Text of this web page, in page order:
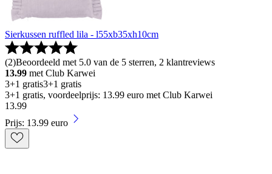
Sierkussen ruffled lila - l55xb35xh10cm
(2)Beoordeeld met 5.0 van de 5 sterren, 2 klantreviews
13.99 met Club Karwei
3+1 gratis3+1 gratis
3+1 gratis, voordeelprijs: 13.99 euro met Club Karwei
13.99
Prijs: 13.99 euro